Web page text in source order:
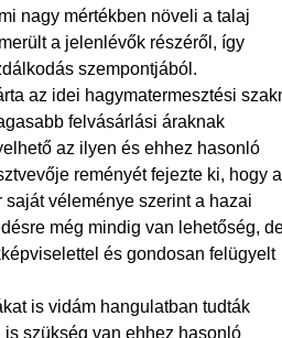
nagy mértékben növeli a talaj
a jelenlévők részéről, így
szempontjából.
az idei hagymatermesztési
felvásárlási áraknak
az ilyen és ehhez hasonló
reményét fejezte ki, hogy a
véleménye szerint a hazai
még mindig van lehetőség,
és gondosan felügyelt
is vidám hangulatban tudták
szükség van ehhez hasonló